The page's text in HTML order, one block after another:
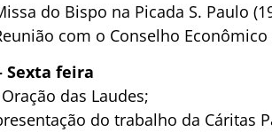
do Bispo na Picada S. Paulo
com o Conselho
Sexta feira
das Laudes;
do trabalho da Cáritas